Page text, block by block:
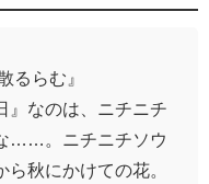
るらむ』
』なのは、ニチニチ
……。ニチニチソウ
秋にかけての花。